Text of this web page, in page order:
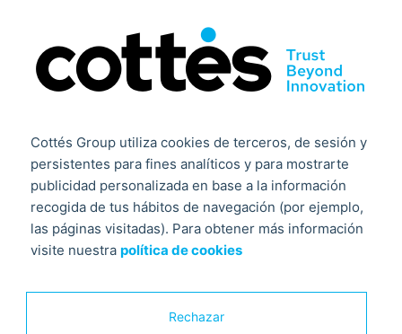
Suscríbete a nuestra
newsletter
últimas novedades del
sector
Cottés Group utiliza cookies de terceros, de sesión y
persistentes para fines analíticos y para mostrarte
publicidad personalizada en base a la información
recogida de tus hábitos de navegación (por ejemplo,
las páginas visitadas). Para obtener más información
visite nuestra política de cookies
Rechazar